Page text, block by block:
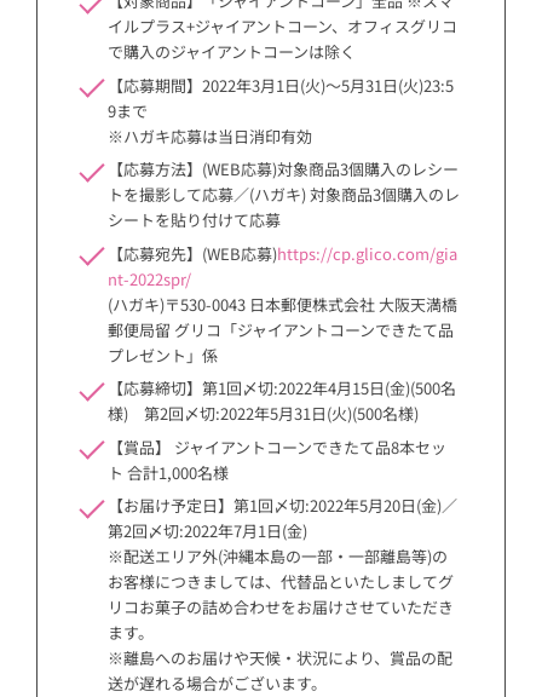
イルプラス+ジャイアントコーン、オフィスグリコ
で購入のジャイアントコーンは除く
【応募期間】2022年3月1日(火)〜5月31日(火)23:5
9まで
※ハガキ応募は当日消印有効
【応募方法】(WEB応募)対象商品3個購入のレシー
トを撮影して応募／(ハガキ) 対象商品3個購入のレ
シートを貼り付けて応募
【応募宛先】(WEB応募)https://cp.glico.com/gia
nt-2022spr/
(ハガキ)〒530-0043 日本郵便株式会社 大阪天満橋
郵便局留 グリコ「ジャイアントコーンできたて品
プレゼント」係
【応募締切】第1回〆切:2022年4月15日(金)(500名
様) 第2回〆切:2022年5月31日(火)(500名様)
【賞品】 ジャイアントコーンできたて品8本セッ
ト 合計1,000名様
【お届け予定日】第1回〆切:2022年5月20日(金)／
第2回〆切:2022年7月1日(金)
※配送エリア外(沖縄本島の一部・一部離島等)の
お客様につきましては、代替品といたしましてグ
リコお菓子の詰め合わせをお届けさせていただき
ます。
※離島へのお届けや天候・状況により、賞品の配
送が遅れる場合がございます。